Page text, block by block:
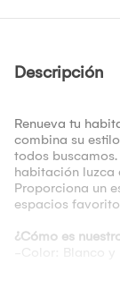
Descripción
Renueva tu
combina su
todos
habitación luzca
Proporciona un
espacios
¿Cómo es
-Color: Blanco y